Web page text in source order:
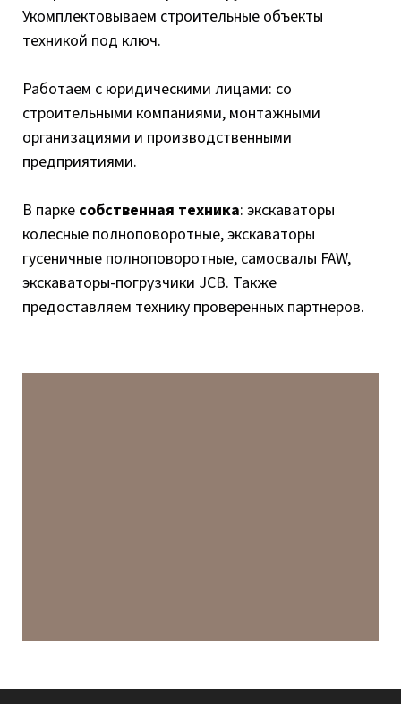
Укомплектовываем строительные объекты
техникой под ключ.
Работаем с юридическими лицами: со
строительными компаниями, монтажными
организациями и производственными
предприятиями.
В парке собственная техника: экскаваторы
колесные полноповоротные, экскаваторы
гусеничные полноповоротные, самосвалы FAW,
экскаваторы-погрузчики JCB. Также
предоставляем технику проверенных партнеров.